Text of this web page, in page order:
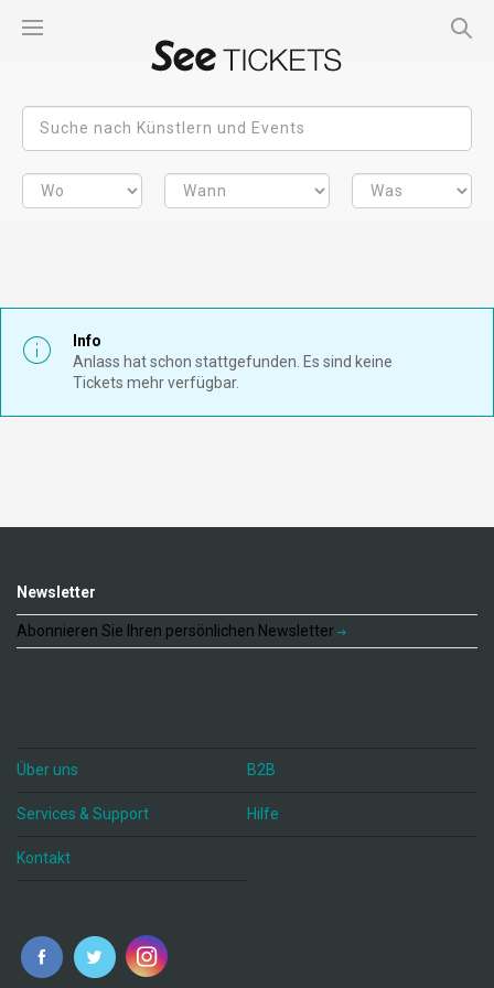
Info
Anlass hat schon stattgefunden. Es sind keine
Tickets mehr verfügbar.
Newsletter
Abonnieren Sie Ihren persönlichen Newsletter
Über uns B2B
Services & Support Hilfe
Kontakt